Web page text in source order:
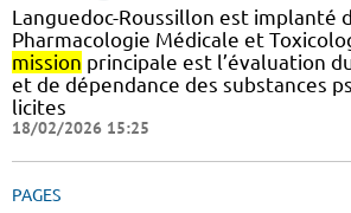
Languedoc-Roussillon est implanté
Pharmacologie Médicale et
mission principale est l’évaluation
et de dépendance des substances
licites
18/02/2026 15:25
PAGES